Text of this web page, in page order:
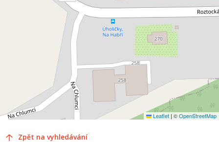
Leaflet | ©OpenStreetMap
Zpět na vyhledávání